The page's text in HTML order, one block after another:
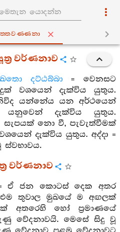
වර්ණනාව
දට්ඨබ්බා= වෙනසට
වශයෙන් දැක්විය යුතුය.
යන්නේය යන අර්ථයෙන්
යනුවෙන් දැක්විය යුතුය.
නො වී, පැවැත්වීමක්
දැක්විය යුතුය. අද්දා =
ස්වභාවය.
වර්ණනාව
ඒ ජන කොටස් දෙක අතර
තුවාල මුඛයේ ම අඟලක්
අතරෙහි හෝ ප්‍රමාණයේ
වේදනාවයි. මෙසේ සිදු වූ